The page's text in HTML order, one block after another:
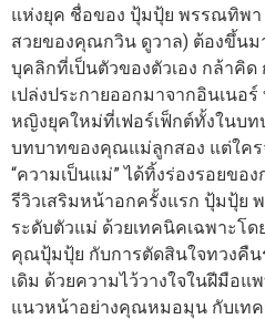
แห่งยุค ชื่อของ ปุ้มปุ้ย พรรณทิพ
สวยของคุณกวิน ดูวาล) ต้องขึ้น
บุคลิกที่เป็นตัวของตัวเอง กล้าคิ
เปล่งประกายออกมาจากอินเน
หญิงยุคใหม่ที่เฟอร์เฟ็กต์ทั้งในบท
บทบาทของคุณแม่ลูกสอง แต่ใค
“ความเป็นแม่” ได้ทิ้งร่องรอยขอ
รีวิวเสริมหน้าอกครั้งแรก ปุ้มปุ้ย
ระดับตัวแม่ ด้วยเทคนิคเฉพาะโ
คุณปุ้มปุ้ย กับการตัดสินใจทวงคืน
เดิม ด้วยความไว้วางใจในฝีมือแ
แนวหน้าอย่างคุณหมอมุน กับเท